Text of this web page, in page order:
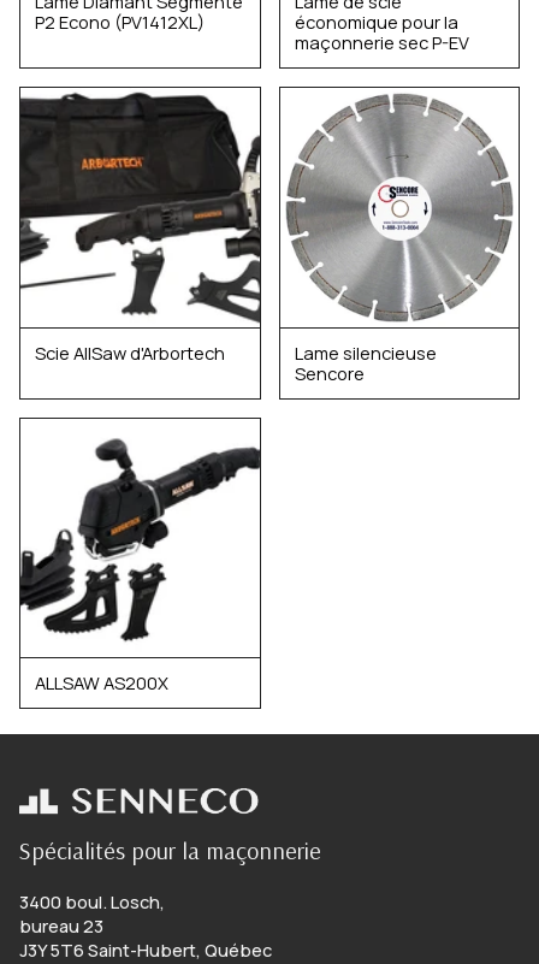
P2 Econo (PV1412XL)
économique pour la
maçonnerie sec P-EV
Scie AllSaw d'Arbortech
Lame silencieuse
Sencore
ALLSAW AS200X
Spécialités pour la maçonnerie
3400 boul. Losch,
bureau 23
J3Y 5T6 Saint-Hubert, Québec